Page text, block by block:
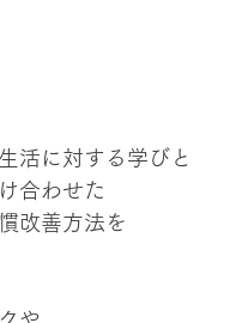
活に対する学びと
合わせた
改善方法を